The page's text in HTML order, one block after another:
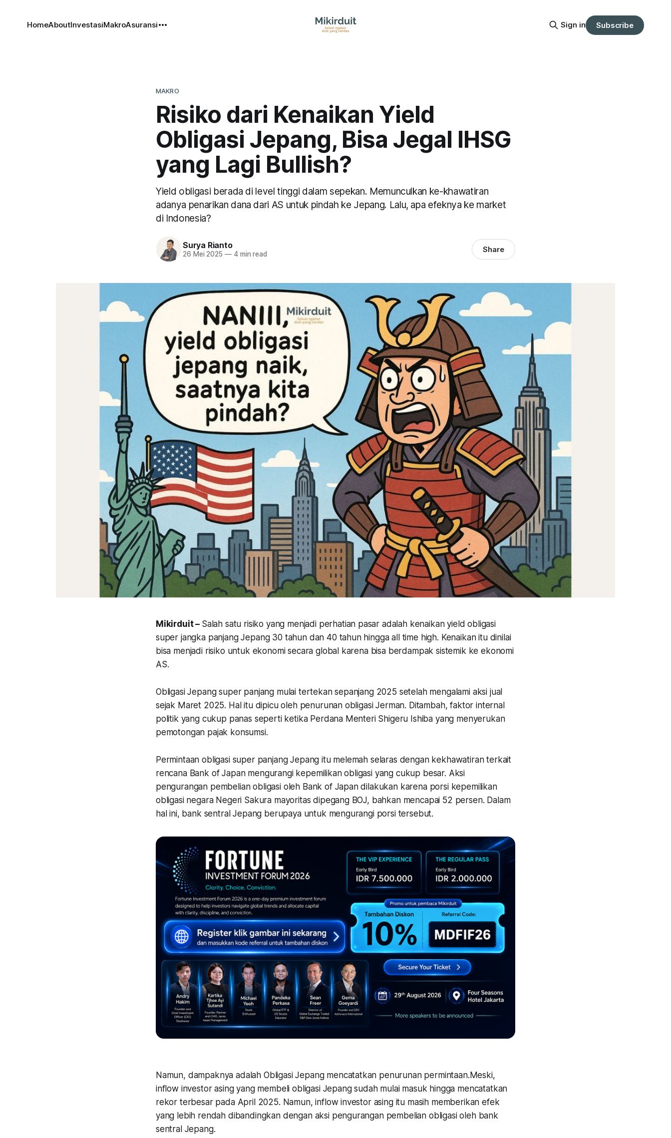
HomeAboutInvestasiMakroAsuransi Sign in Subscribe
MAKRO
Risiko dari Kenaikan Yield
Obligasi Jepang, Bisa Jegal IHSG
yang Lagi Bullish?
Yield obligasi berada di level tinggi dalam sepekan. Memunculkan ke-khawatiran
adanya penarikan dana dari AS untuk pindah ke Jepang. Lalu, apa efeknya ke market
di Indonesia?
Surya Rianto
26 Mei 2025 —4 min read Share
Mikirduit – Salah satu risiko yang menjadi perhatian pasar adalah kenaikan yield obligasi
super jangka panjang Jepang 30 tahun dan 40 tahun hingga all time high. Kenaikan itu dinilai
bisa menjadi risiko untuk ekonomi secara global karena bisa berdampak sistemik ke ekonomi
AS.
Obligasi Jepang super panjang mulai tertekan sepanjang 2025 setelah mengalami aksi jual
sejak Maret 2025. Hal itu dipicu oleh penurunan obligasi Jerman. Ditambah, faktor internal
politik yang cukup panas seperti ketika Perdana Menteri Shigeru Ishiba yang menyerukan
pemotongan pajak konsumsi.
Permintaan obligasi super panjang Jepang itu melemah selaras dengan kekhawatiran terkait
rencana Bank of Japan mengurangi kepemilikan obligasi yang cukup besar. Aksi
pengurangan pembelian obligasi oleh Bank of Japan dilakukan karena porsi kepemilikan
obligasi negara Negeri Sakura mayoritas dipegang BOJ, bahkan mencapai 52 persen. Dalam
hal ini, bank sentral Jepang berupaya untuk mengurangi porsi tersebut.
Namun, dampaknya adalah Obligasi Jepang mencatatkan penurunan permintaan.Meski,
inflow investor asing yang membeli obligasi Jepang sudah mulai masuk hingga mencatatkan
rekor terbesar pada April 2025. Namun, inflow investor asing itu masih memberikan efek
yang lebih rendah dibandingkan dengan aksi pengurangan pembelian obligasi oleh bank
sentral Jepang.